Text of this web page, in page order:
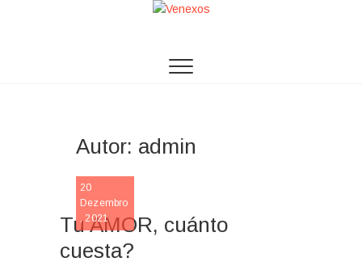
Autor: admin
20
Dezembro
, 2021
Tu AMOR, cuánto
cuesta?